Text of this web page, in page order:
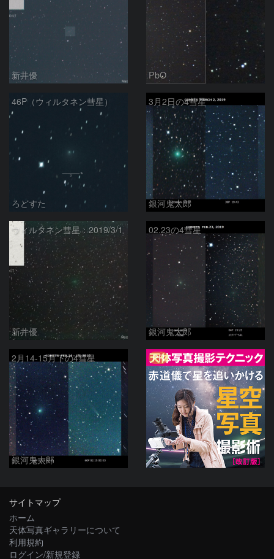
新井優 PbO
46P（ウィルタネン彗星）
ろどすた
3月2日の4彗星
銀河鬼太郎
ウィルタネン彗星：2019/3/1
新井優
02.23の4彗星
銀河鬼太郎
2月14-15月下の4彗星
銀河鬼太郎
PR
サイトマップ
ホーム
天体写真ギャラリーについて
利用規約
ログイン/新規登録